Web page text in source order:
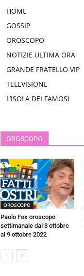
HOME
GOSSIP
OROSCOPO
NOTIZIE ULTIMA ORA
GRANDE FRATELLO VIP
TELEVISIONE
L’ISOLA DEI FAMOSI
OROSCOPO
OROSCOPO
Paolo Fox oroscopo
settimanale dal 3 ottobre
al 9 ottobre 2022